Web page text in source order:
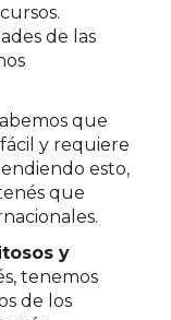
de las
que
y requiere
esto,
que
y
tenemos
de los